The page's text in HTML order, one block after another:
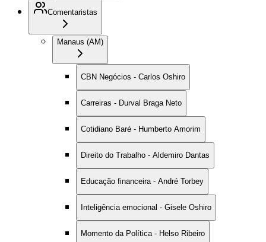
Comentaristas
Manaus (AM)
CBN Negócios - Carlos Oshiro
Carreiras - Durval Braga Neto
Cotidiano Baré - Humberto Amorim
Direito do Trabalho - Aldemiro Dantas
Educação financeira - André Torbey
Inteligência emocional - Gisele Oshiro
Momento da Política - Helso Ribeiro